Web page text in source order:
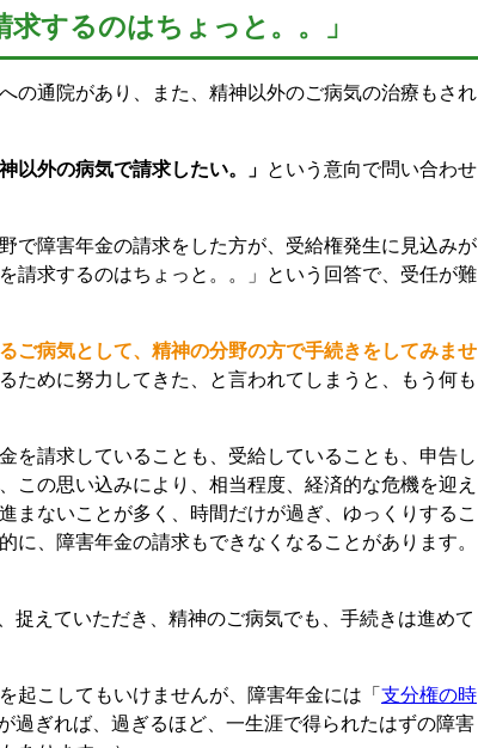
求するのはちょっと。。」
の通院があり、また、精神以外のご病気の治療もされ
以外の病気で請求したい。」 という意向で問い合わせ
で障害年金の請求をした方が、受給権発生に見込みが
請求するのはちょっと。。」という回答で、受任が難
ご病気として、精神の分野の方で手続きをしてみませ
ために努力してきた、と言われてしまうと、もう何も
を請求していることも、受給していることも、申告し
この思い込みにより、相当程度、経済的な危機を迎え
まないことが多く、時間だけが過ぎ、ゆっくりするこ
に、障害年金の請求もできなくなることがあります。
、捉えていただき、精神のご病気でも、手続きは進めて
起こしてもいけませんが、障害年金には「 支分権の時
過ぎれば、過ぎるほど、一生涯で得られたはずの障害